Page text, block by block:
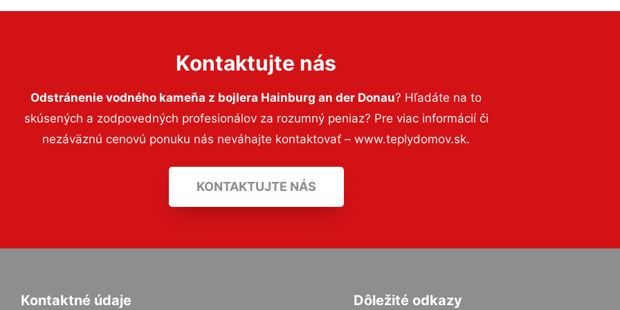
Kontaktujte nás
Odstránenie vodného kameňa z bojlera Hainburg an der Donau? Hľadáte na to
skúsených a zodpovedných profesionálov za rozumný peniaz? Pre viac informácií či
nezáväznú cenovú ponuku nás neváhajte kontaktovať – www.teplydomov.sk.
KONTAKTUJTE NÁS
Kontaktné údaje Dôležité odkazy